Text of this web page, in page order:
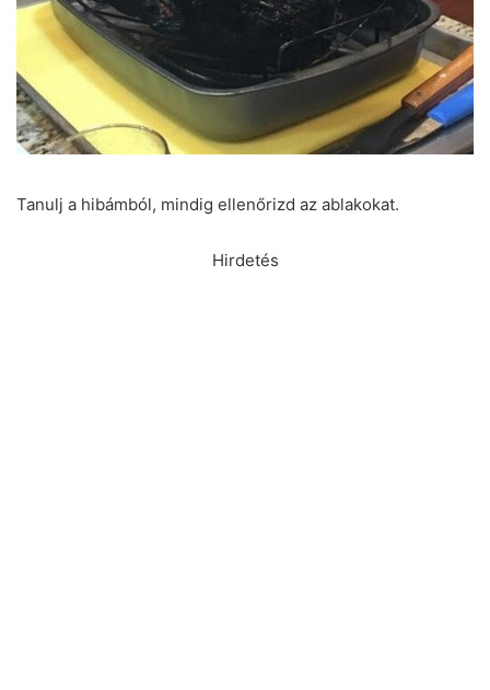
Tanulj a hibámból, mindig ellenőrizd az ablakokat.
Hirdetés